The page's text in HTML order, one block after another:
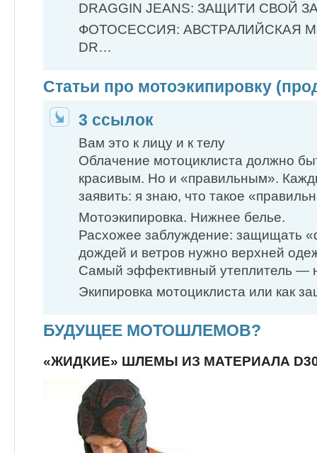
DRAGGIN JEANS: ЗАЩИТИ СВОЙ
ФОТОСЕССИЯ: АВСТРАЛИЙСКАЯ
DR…
Статьи про мотоэкипировку
3 ссылок
Вам это к лицу и к телу
Облачение мотоциклиста должно
красивым. Но и «правильным».
заявить: я знаю, что такое
Мотоэкипировка. Нижнее белье.
Расхожее заблуждение: защищать
дождей и ветров нужно верхней
Самый эффективный утеплитель —
Экипировка мотоциклиста или как
БУДУЩЕЕ МОТОШЛЕМОВ?
«ЖИДКИЕ» ШЛЕМЫ ИЗ МАТЕРИАЛА